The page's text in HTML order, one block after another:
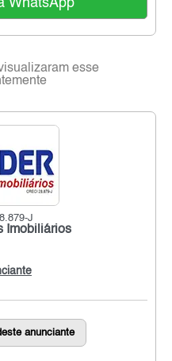
WhatsApp
esse
J
Imobiliários
anunciante